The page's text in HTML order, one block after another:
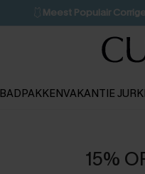
🩱 Meest Populair
💌Abonneer je &
Koop 3, krijg
BADPAKKENVAKANTIE
15%